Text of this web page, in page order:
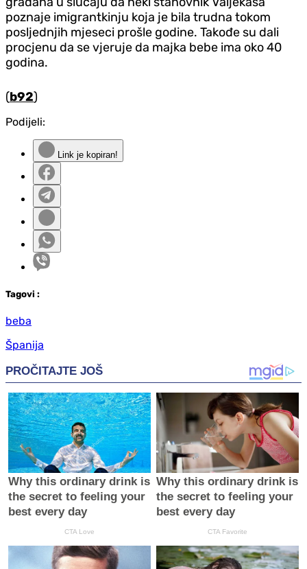
poznaje imigrantkinju koja je bila trudna tokom
posljednjih mjeseci prošle godine. Takođe su dali
procjenu da se vjeruje da majka bebe ima oko 40
godina.
(b92)
Podijeli:
Link je kopiran!
Tagovi :
beba
Španija